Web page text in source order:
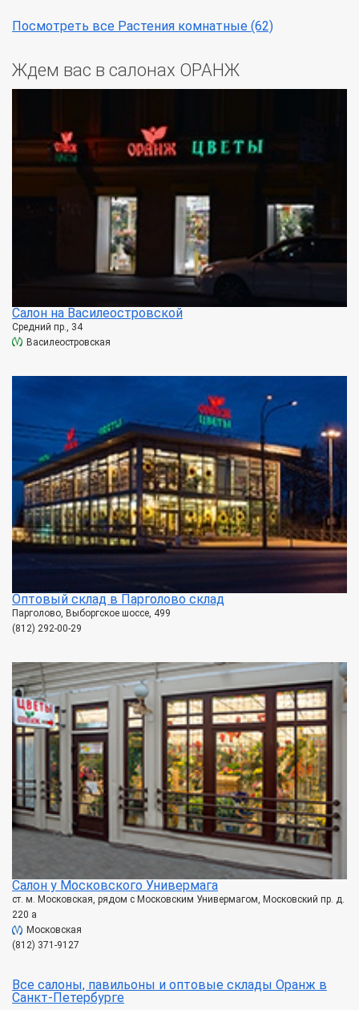
Посмотреть все Растения комнатные (62)
Ждем вас в салонах ОРАНЖ
Салон на Василеостровской
Средний пр., 34
Василеостровская
Оптовый склад в Парголово склад
Парголово, Выборгское шоссе, 499
(812) 292-00-29
Салон у Московского Универмага
ст. м. Московская, рядом с Московским Универмагом, Московский пр. д.
220 а
Московская
(812) 371-9127
Все салоны, павильоны и оптовые склады Оранж в
Санкт-Петербурге